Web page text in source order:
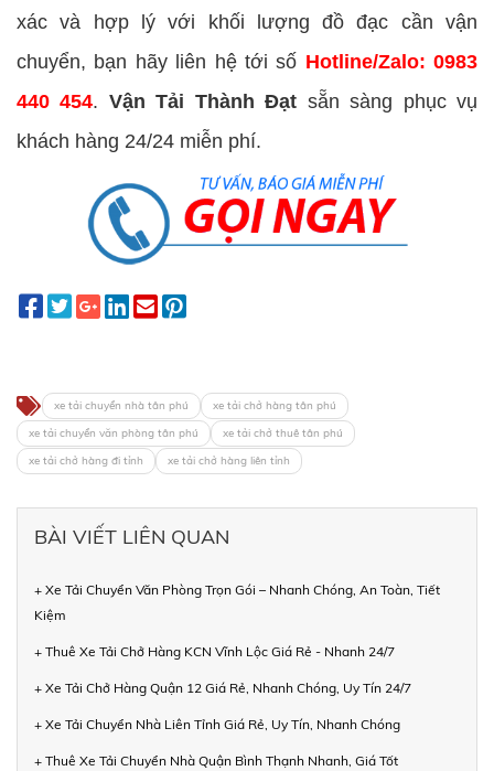
xác và hợp lý với khối lượng đồ đạc cần vận
chuyển, bạn hãy liên hệ tới số Hotline/Zalo: 0983
440 454. Vận Tải Thành Đạt sẵn sàng phục vụ
khách hàng 24/24 miễn phí.
xe tải chuyển nhà tân phú
xe tải chở hàng tân phú
xe tải chuyển văn phòng tân phú
xe tải chở thuê tân phú
xe tải chở hàng đi tỉnh
xe tải chở hàng liên tỉnh
BÀI VIẾT LIÊN QUAN
+ Xe Tải Chuyển Văn Phòng Trọn Gói – Nhanh Chóng, An Toàn, Tiết
Kiệm
+ Thuê Xe Tải Chở Hàng KCN Vĩnh Lộc Giá Rẻ - Nhanh 24/7
+ Xe Tải Chở Hàng Quận 12 Giá Rẻ, Nhanh Chóng, Uy Tín 24/7
+ Xe Tải Chuyển Nhà Liên Tỉnh Giá Rẻ, Uy Tín, Nhanh Chóng
+ Thuê Xe Tải Chuyển Nhà Quận Bình Thạnh Nhanh, Giá Tốt